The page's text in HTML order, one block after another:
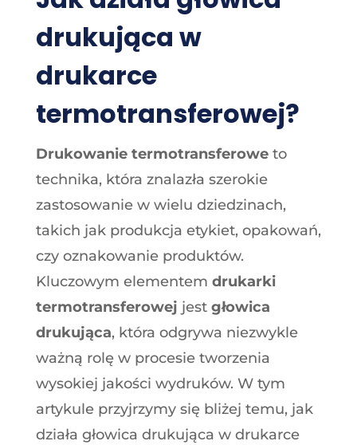
drukująca w
drukarce
termotransferowej?
Drukowanie termotransferoweto
technika, która znalazła szerokie
zastosowanie w wielu dziedzinach,
takich jak produkcja etykiet, opakowań,
czy oznakowanie produktów.
Kluczowym elementem drukarki
termotransferowej jest głowica
drukująca, która odgrywa niezwykle
ważną rolę w procesie tworzenia
wysokiej jakości wydruków. W tym
artykule przyjrzymy się bliżej temu, jak
działa głowica drukująca w drukarce